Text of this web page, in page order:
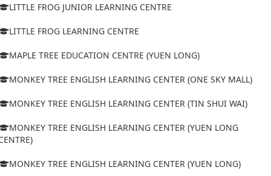
LITTLE FROG JUNIOR LEARNING CENTRE
LITTLE FROG LEARNING CENTRE
MAPLE TREE EDUCATION CENTRE (YUEN LONG)
MONKEY TREE ENGLISH LEARNING CENTER (ONE SKY MALL)
MONKEY TREE ENGLISH LEARNING CENTER (TIN SHUI WAI)
MONKEY TREE ENGLISH LEARNING CENTER (YUEN LONG
MONKEY TREE ENGLISH LEARNING CENTER (YUEN LONG)